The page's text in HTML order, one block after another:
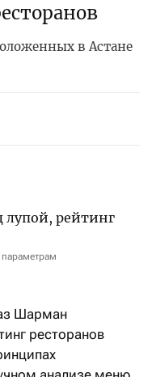
в Астане
Шарман
ресторанов